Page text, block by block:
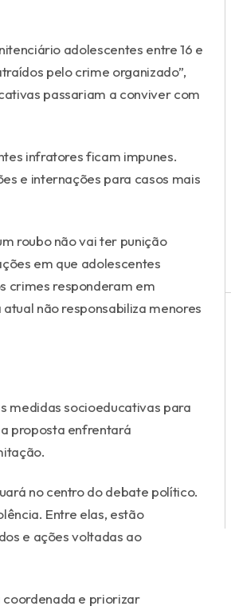
adolescentes entre 16 e
pelo crime organizado”,
passariam a conviver com
infratores ficam impunes.
e internações para casos mais
roubo não vai ter punição
em que adolescentes
crimes responderam em
não responsabiliza menores
medidas socioeducativas para
proposta enfrentará
no centro do debate político.
Entre elas, estão
e ações voltadas ao
e priorizar